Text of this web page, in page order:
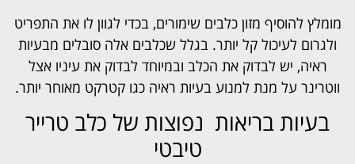
מומלץ להוסיף מזון כלבים שימורים, בכדי לגוון לו את התפריט
ולגרום לעיכול קל יותר. בגלל שכלבים אלה סובלים מבעיות
ראיה, יש לבדוק את הכלב ובמיוחד לבדוק את עיניו אצל
ווטרינר על מנת למנוע בעיות ראיה כגו קטרקט מאוחר יותר.
בעיות בריאות נפוצות של כלב טרייר
טיבטי